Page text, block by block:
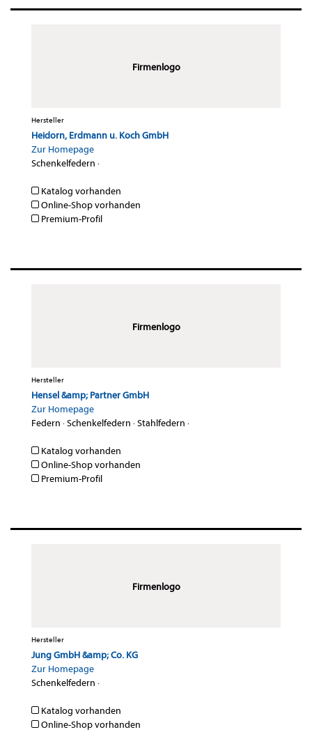
Firmenlogo
Hersteller
Heidorn, Erdmann u. Koch GmbH
Zur Homepage
Schenkelfedern ·
Katalog vorhanden
Online-Shop vorhanden
Premium-Profil
Firmenlogo
Hersteller
Hensel &amp; Partner GmbH
Zur Homepage
Federn ·Schenkelfedern ·Stahlfedern ·
Katalog vorhanden
Online-Shop vorhanden
Premium-Profil
Firmenlogo
Hersteller
Jung GmbH &amp; Co. KG
Zur Homepage
Schenkelfedern ·
Katalog vorhanden
Online-Shop vorhanden